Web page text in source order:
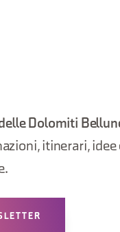
Dolomiti
itinerari, idee